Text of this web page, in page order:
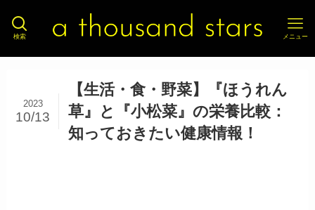
検索 メニュー
【生活・食・野菜】『ほうれん
草』と『小松菜』の栄養比較：
知っておきたい健康情報！
2023
10/13